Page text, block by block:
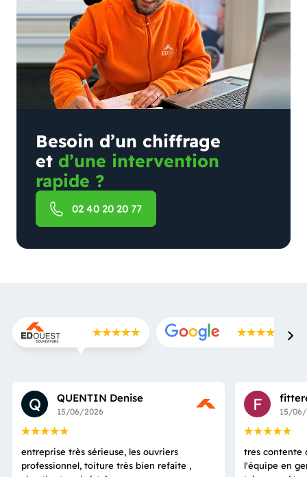
Besoin d’un chiffrage
et d’une intervention
rapide ?
02 40 20 20 77
Q QUENTIN Denise
15/06/2026
entreprise très sérieuse, les ouvriers
professionnel, toiture très bien refaite ,
F 15/
tres contente
l'équipe en